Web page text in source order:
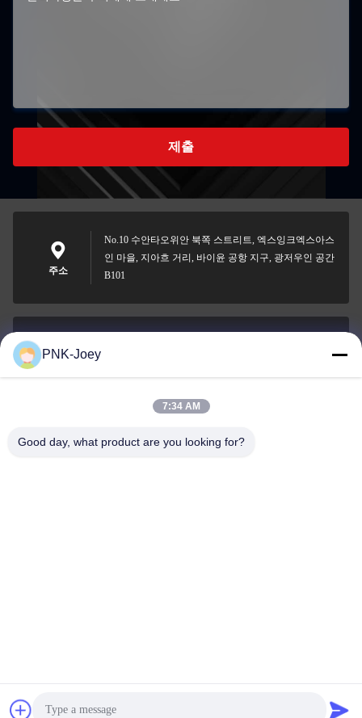
가장 좋은 가격 을 구하라
제출
주소
No.10 수안타오위안 북쪽 스트리트, 엑스잉크엑스아스
인 마을, 지아흐 거리, 바이윤 공항 지구, 광저우인 공간
B101
008613580404923
Guangzhou Xingchao Agriculture Machinery Co., Ltd.
PNK-Joey
7:34 AM
Good day, what product are you looking for?